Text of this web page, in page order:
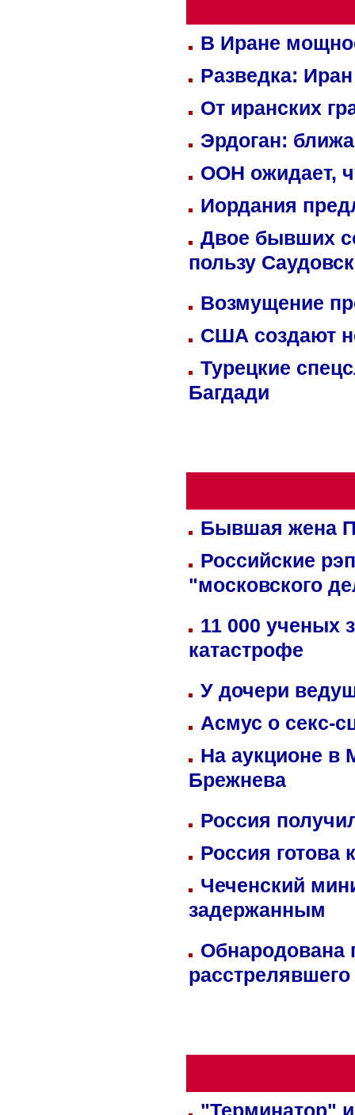
В Иране
Разведка:
От иранских
Эрдоган:
ООН ожидает,
Иордания
Двое бывших
пользу
Возмущение
США создают
Турецкие
Багдади
Бывшая жена
Российские
"московского
11 000 ученых
катастрофе
У дочери
Асмус о секс-
На аукционе в
Брежнева
Россия
Россия готова
Чеченский
задержанным
Обнародована